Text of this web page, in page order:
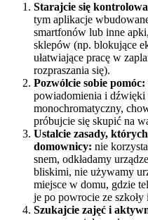
Starajcie się
tym aplikacje
smartfonów lub inne
sklepów (np. blokujące
ułatwiające pracę w
rozpraszania się).
Pozwólcie sobie pomóc:
powiadomienia i
monochromatyczny,
próbujcie się skupić na
Ustalcie zasady,
domownicy: nie
snem, odkładamy
bliskimi, nie używamy
miejsce w domu, gdzie
je po powrocie ze szkoły
Szukajcie zajęć i